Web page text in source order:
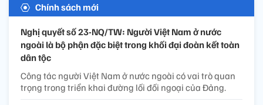
Chính sách mới
Nghị quyết số 23-NQ/TW: Người Việt Nam ở nước
ngoài là bộ phận đặc biệt trong khối đại đoàn kết toàn
dân tộc
Công tác người Việt Nam ở nước ngoài có vai trò quan
trọng trong triển khai đường lối đối ngoại của Đảng.